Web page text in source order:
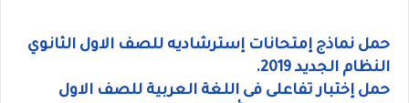
حمل نماذج إمتحانات إسترشاديه للصف الاول الثانوي
النظام الجديد 2019.
حمل إختبار تفاعلى فى اللغة العربية للصف الاول